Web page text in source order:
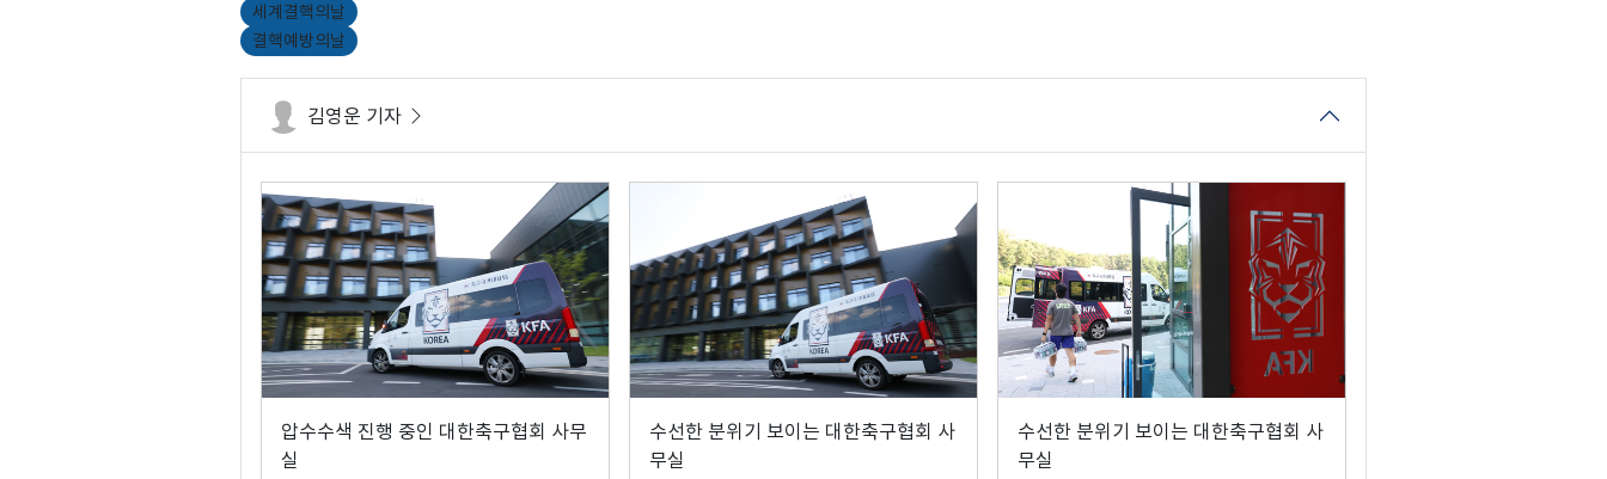
세계결핵의날
결핵예방의날
김영운 기자
압수수색 진행 중인 대한축구협회 사무
실
수선한 분위기 보이는 대한축구협회 사
무실
수선한 분위기 보이는 대한축구협회 사
무실